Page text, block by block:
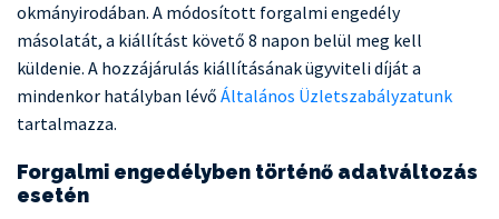
okmányirodában. A módosított forgalmi engedély
másolatát, a kiállítást követő 8 napon belül meg kell
küldenie. A hozzájárulás kiállításának ügyviteli díját a
mindenkor hatályban lévő Általános Üzletszabályzatunk
tartalmazza.
Forgalmi engedélyben történő adatváltozás
esetén